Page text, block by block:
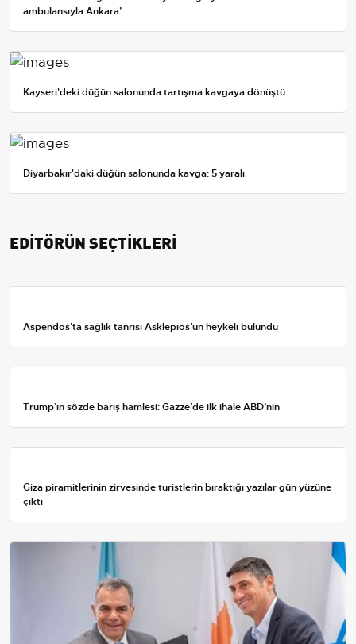
ambulansıyla Ankara’...
Kayseri'deki düğün salonunda tartışma kavgaya dönüştü
Diyarbakır'daki düğün salonunda kavga: 5 yaralı
EDİTÖRÜN SEÇTİKLERİ
Aspendos'ta sağlık tanrısı Asklepios'un heykeli bulundu
Trump’ın sözde barış hamlesi: Gazze’de ilk ihale ABD’nin
Giza piramitlerinin zirvesinde turistlerin bıraktığı yazılar gün yüzüne
çıktı